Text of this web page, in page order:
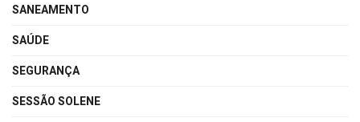
SANEAMENTO
SAÚDE
SEGURANÇA
SESSÃO SOLENE